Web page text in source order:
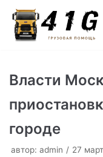
Перейти
к
Власти
городе
автор: admin 27